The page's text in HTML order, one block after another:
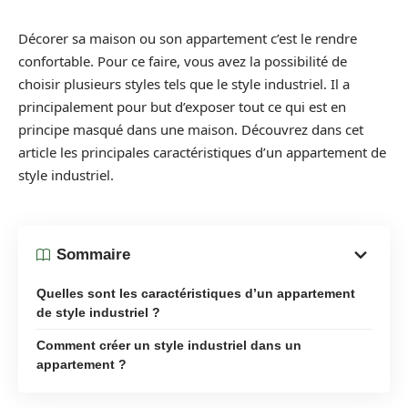
Décorer sa maison ou son appartement c’est le rendre
confortable. Pour ce faire, vous avez la possibilité de
choisir plusieurs styles tels que le style industriel. Il a
principalement pour but d’exposer tout ce qui est en
principe masqué dans une maison. Découvrez dans cet
article les principales caractéristiques d’un appartement de
style industriel.
Sommaire
Quelles sont les caractéristiques d’un appartement
de style industriel ?
Comment créer un style industriel dans un
appartement ?